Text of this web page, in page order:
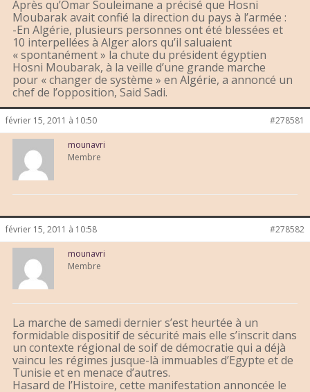
Après qu’Omar Souleimane a précisé que Hosni
Moubarak avait confié la direction du pays à l’armée :
-En Algérie, plusieurs personnes ont été blessées et
10 interpellées à Alger alors qu’il saluaient
« spontanément » la chute du président égyptien
Hosni Moubarak, à la veille d’une grande marche
pour « changer de système » en Algérie, a annoncé un
chef de l’opposition, Said Sadi.
février 15, 2011 à 10:50 #278581
mounavri
Membre
février 15, 2011 à 10:58 #278582
mounavri
Membre
La marche de samedi dernier s’est heurtée à un
formidable dispositif de sécurité mais elle s’inscrit dans
un contexte régional de soif de démocratie qui a déjà
vaincu les régimes jusque-là immuables d’Egypte et de
Tunisie et en menace d’autres.
Hasard de l’Histoire, cette manifestation annoncée le